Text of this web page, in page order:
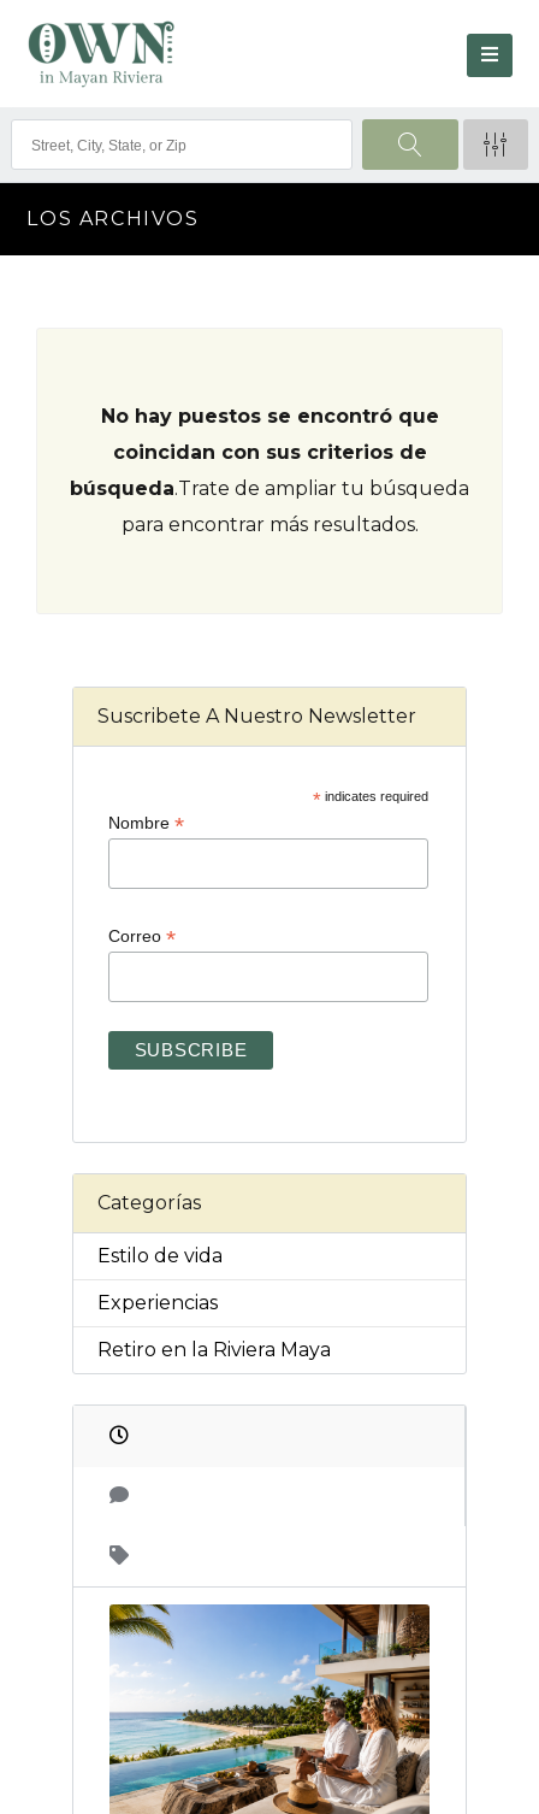
LOS ARCHIVOS
No hay puestos se encontró que
coincidan con sus criterios de
búsqueda.Trate de ampliar tu búsqueda
para encontrar más resultados.
Suscribete A Nuestro Newsletter
*indicates required
Nombre *
Correo *
Categorías
Estilo de vida
Experiencias
Retiro en la Riviera Maya